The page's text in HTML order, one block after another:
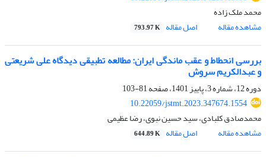
محمد ملک زاده
مشاهده مقاله
اصل مقاله 793.97 K
بررسی انحطاط و عقب ماندگی ایران: مطالعه تطبیقی دیدگاه علی شریعتی
و عبدالکریم سروش
دوره 12، شماره 3، پاییز 1401، صفحه
81-103
10.22059/jstmt.2023.347674.1554
محمدصادق کلبادی، سید حسین نبوی، رضا عظیمی
مشاهده مقاله
اصل مقاله 644.89 K